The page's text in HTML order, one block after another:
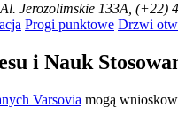
Al. Jerozolimskie 133A,
Progi punktowe Drzwi
i Nauk
Varsovia mogą